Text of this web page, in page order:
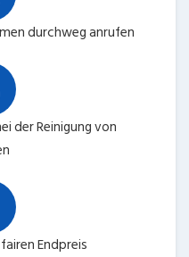
durchweg anrufen
der Reinigung von
Endpreis